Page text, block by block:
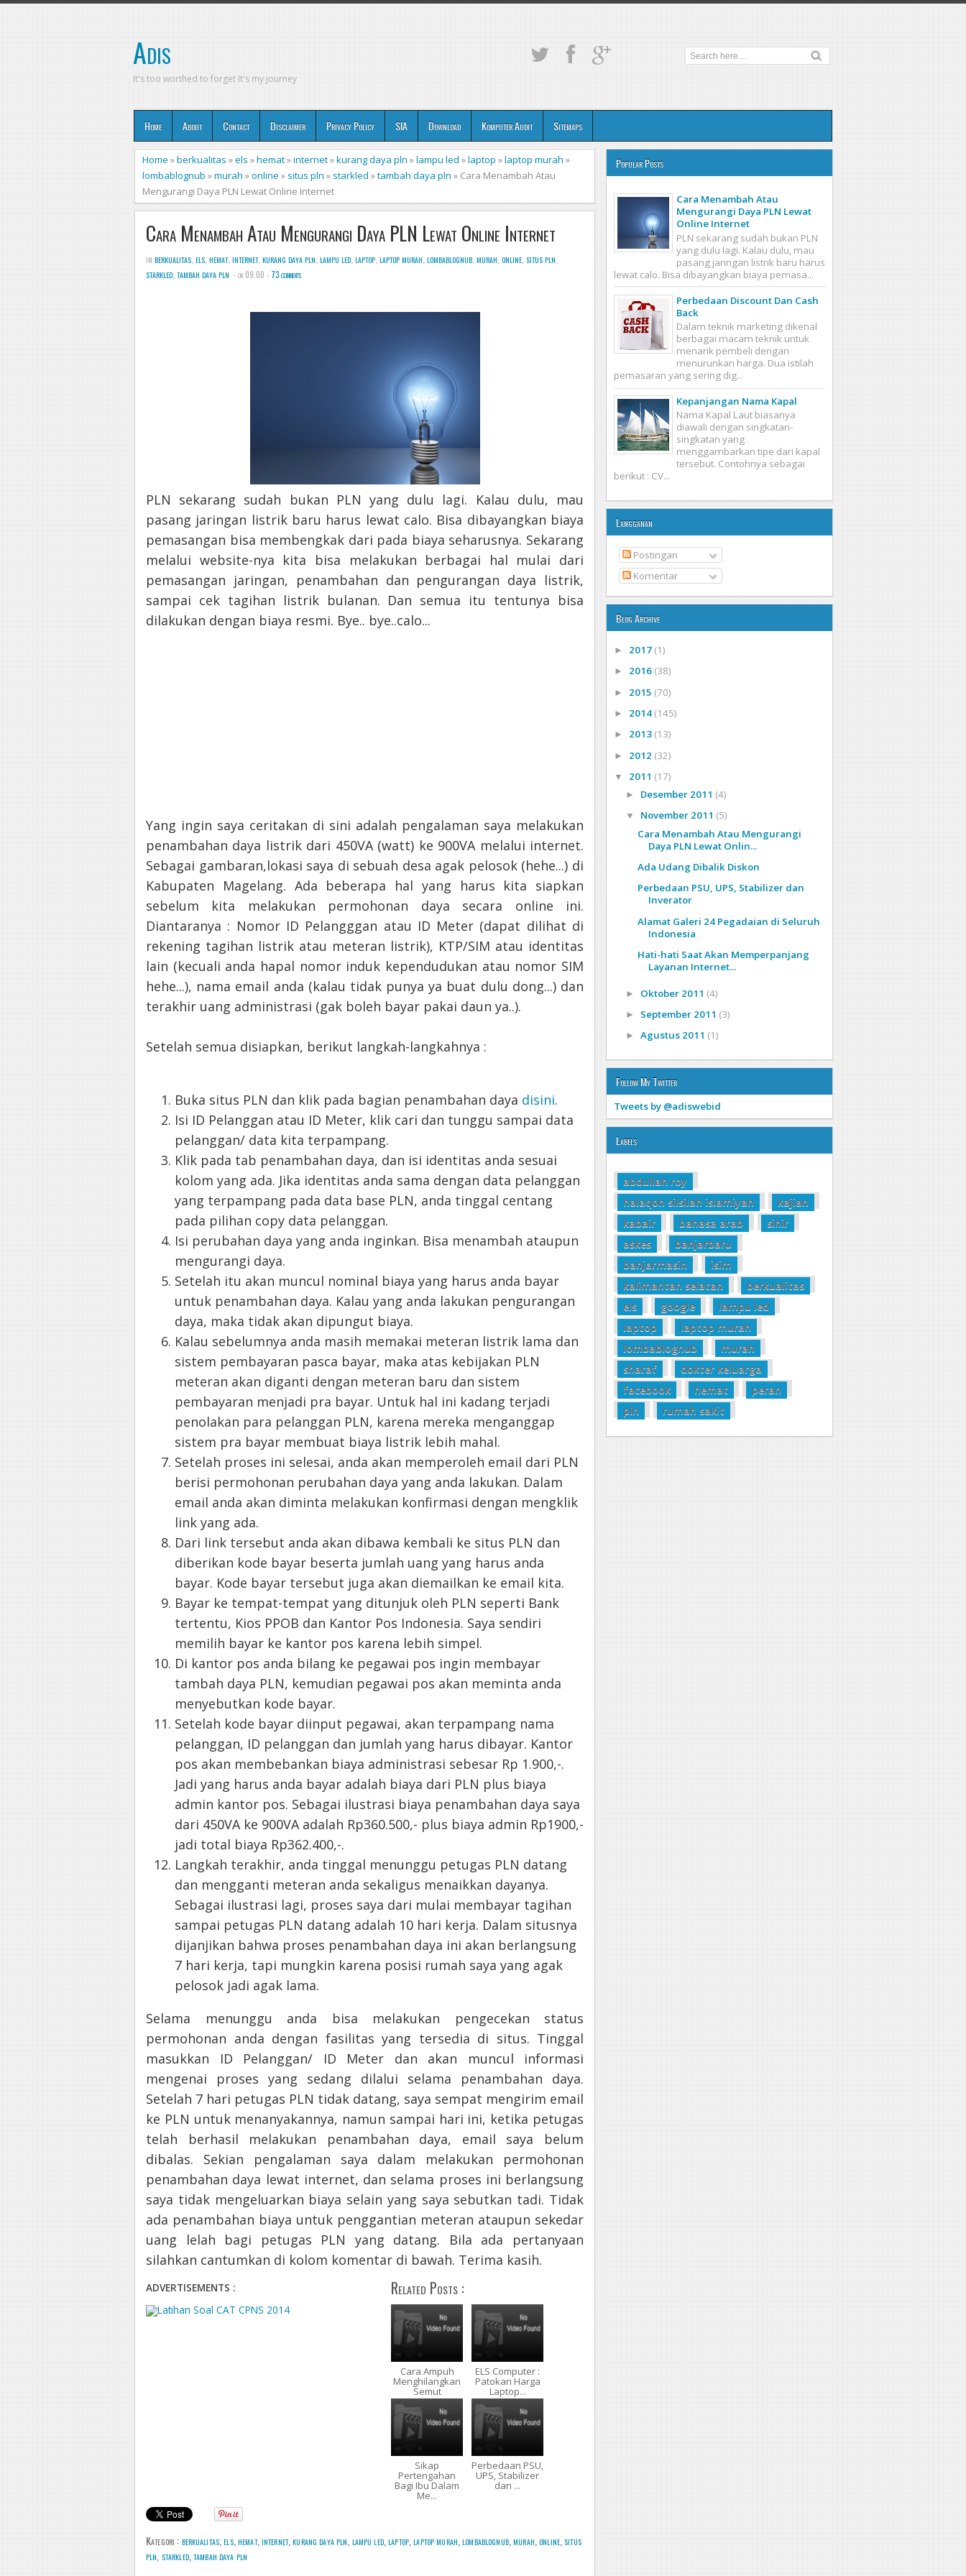
Adis
It's too worthed to forget It's my journey
Home About Contact Disclaimer Privacy Policy SIA Download Komputer Audit Sitemaps
Home »berkualitas »els »hemat»internet»kurang daya pln »lampu led »laptop »laptop murah »
lombablognub »murah »online » situs pln » starkled »tambah daya pln » Cara Menambah Atau
Mengurangi Daya PLN Lewat Online Internet
Cara Menambah Atau Mengurangi Daya PLN Lewat Online Internet
inberkualitas els hemat, internet, kurang daya pln lampu led laptop laptop murah lombablognub murah online situs pln
starkled tambah daya pln - on 09.00 - 73 comments
PLN sekarang sudah bukan PLN yang dulu lagi. Kalau dulu, mau
pasang jaringan listrik baru harus lewat calo. Bisa dibayangkan biaya
pemasangan bisa membengkak dari pada biaya seharusnya. Sekarang
melalui website-nya kita bisa melakukan berbagai hal mulai dari
pemasangan jaringan, penambahan dan pengurangan daya listrik,
sampai cek tagihan listrik bulanan. Dan semua itu tentunya bisa
dilakukan dengan biaya resmi. Bye.. bye..calo...
Yang ingin saya ceritakan di sini adalah pengalaman saya melakukan
penambahan daya listrik dari 450VA (watt) ke 900VA melalui internet.
Sebagai gambaran,lokasi saya di sebuah desa agak pelosok (hehe...) di
Kabupaten Magelang. Ada beberapa hal yang harus kita siapkan
sebelum kita melakukan permohonan daya secara online ini.
Diantaranya : Nomor ID Pelangggan atau ID Meter (dapat dilihat di
rekening tagihan listrik atau meteran listrik), KTP/SIM atau identitas
lain (kecuali anda hapal nomor induk kependudukan atau nomor SIM
hehe...), nama email anda (kalau tidak punya ya buat dulu dong...) dan
terakhir uang administrasi (gak boleh bayar pakai daun ya..).
Setelah semua disiapkan, berikut langkah-langkahnya :
Buka situs PLN dan klik pada bagian penambahan daya disini.
Isi ID Pelanggan atau ID Meter, klik cari dan tunggu sampai data
pelanggan/ data kita terpampang.
Klik pada tab penambahan daya, dan isi identitas anda sesuai
kolom yang ada. Jika identitas anda sama dengan data pelanggan
yang terpampang pada data base PLN, anda tinggal centang
pada pilihan copy data pelanggan.
Isi perubahan daya yang anda inginkan. Bisa menambah ataupun
mengurangi daya.
Setelah itu akan muncul nominal biaya yang harus anda bayar
untuk penambahan daya. Kalau yang anda lakukan pengurangan
daya, maka tidak akan dipungut biaya.
Kalau sebelumnya anda masih memakai meteran listrik lama dan
sistem pembayaran pasca bayar, maka atas kebijakan PLN
meteran akan diganti dengan meteran baru dan sistem
pembayaran menjadi pra bayar. Untuk hal ini kadang terjadi
penolakan para pelanggan PLN, karena mereka menganggap
sistem pra bayar membuat biaya listrik lebih mahal.
Setelah proses ini selesai, anda akan memperoleh email dari PLN
berisi permohonan perubahan daya yang anda lakukan. Dalam
email anda akan diminta melakukan konfirmasi dengan mengklik
link yang ada.
Dari link tersebut anda akan dibawa kembali ke situs PLN dan
diberikan kode bayar beserta jumlah uang yang harus anda
bayar. Kode bayar tersebut juga akan diemailkan ke email kita.
Bayar ke tempat-tempat yang ditunjuk oleh PLN seperti Bank
tertentu, Kios PPOB dan Kantor Pos Indonesia. Saya sendiri
memilih bayar ke kantor pos karena lebih simpel.
Di kantor pos anda bilang ke pegawai pos ingin membayar
tambah daya PLN, kemudian pegawai pos akan meminta anda
menyebutkan kode bayar.
Setelah kode bayar diinput pegawai, akan terpampang nama
pelanggan, ID pelanggan dan jumlah yang harus dibayar. Kantor
pos akan membebankan biaya administrasi sebesar Rp 1.900,-.
Jadi yang harus anda bayar adalah biaya dari PLN plus biaya
admin kantor pos. Sebagai ilustrasi biaya penambahan daya saya
dari 450VA ke 900VA adalah Rp360.500,- plus biaya admin Rp1900,-
jadi total biaya Rp362.400,-.
Langkah terakhir, anda tinggal menunggu petugas PLN datang
dan mengganti meteran anda sekaligus menaikkan dayanya.
Sebagai ilustrasi lagi, proses saya dari mulai membayar tagihan
sampai petugas PLN datang adalah 10 hari kerja. Dalam situsnya
dijanjikan bahwa proses penambahan daya ini akan berlangsung
7 hari kerja, tapi mungkin karena posisi rumah saya yang agak
pelosok jadi agak lama.
Selama menunggu anda bisa melakukan pengecekan status
permohonan anda dengan fasilitas yang tersedia di situs. Tinggal
masukkan ID Pelanggan/ ID Meter dan akan muncul informasi
mengenai proses yang sedang dilalui selama penambahan daya.
Setelah 7 hari petugas PLN tidak datang, saya sempat mengirim email
ke PLN untuk menanyakannya, namun sampai hari ini, ketika petugas
telah berhasil melakukan penambahan daya, email saya belum
dibalas. Sekian pengalaman saya dalam melakukan permohonan
penambahan daya lewat internet, dan selama proses ini berlangsung
saya tidak mengeluarkan biaya selain yang saya sebutkan tadi. Tidak
ada penambahan biaya untuk penggantian meteran ataupun sekedar
uang lelah bagi petugas PLN yang datang. Bila ada pertanyaan
silahkan cantumkan di kolom komentar di bawah. Terima kasih.
ADVERTISEMENTS : Related Posts :
Cara Ampuh
Menghilangkan
Semut
ELS Computer :
Patokan Harga
Laptop...
Sikap
Pertengahan
Bagi Ibu Dalam
Me...
Perbedaan PSU,
UPS, Stabilizer
dan ...
Kategori :berkualitas ,els, hemat, internet,kurang daya pln lampu led,laptop ,laptop murah ,lombablognub,murah ,online, situs
pln starkled,tambah daya pln
Popular Posts
Cara Menambah Atau
Mengurangi Daya PLN Lewat
Online Internet
PLN sekarang sudah bukan PLN
yang dulu lagi. Kalau dulu, mau
pasang jaringan listrik baru harus
lewat calo. Bisa dibayangkan biaya pemasa...
Perbedaan Discount Dan Cash
Back
Dalam teknik marketing dikenal
berbagai macam teknik untuk
menarik pembeli dengan
menurunkan harga. Dua istilah
pemasaran yang sering dig...
Kepanjangan Nama Kapal
Nama Kapal Laut biasanya
diawali dengan singkatan-
singkatan yang
menggambarkan tipe dari kapal
tersebut. Contohnya sebagai
berikut : CV...
Langganan
Postingan
Komentar
Blog Archive
► 2017 (1)
► 2016 (38)
► 2015 (70)
► 2014 (145)
► 2013 (13)
► 2012 (32)
▼ 2011 (17)
► Desember 2011 (4)
▼ November 2011 (5)
Cara Menambah Atau Mengurangi
Daya PLN Lewat Onlin...
Ada Udang Dibalik Diskon
Perbedaan PSU, UPS, Stabilizer dan
Inverator
Alamat Galeri 24 Pegadaian di Seluruh
Indonesia
Hati-hati Saat Akan Memperpanjang
Layanan Internet...
► Oktober 2011 (4)
► September 2011 (3)
► Agustus 2011 (1)
Follow My Twitter
Tweets by @adiswebid
Labels
abdullah roy
halaqoh silsilah islamiyah
kajian
kabair
bahasa arab
sihir
askes
banjarbaru
banjarmasin
isim
kalimantan selatan
berkualitas
els
google
lampu led
laptop
laptop murah
lombablognub
murah
sharaf
dokter keluarga
facebook
hemat
peran
pln
rumah sakit